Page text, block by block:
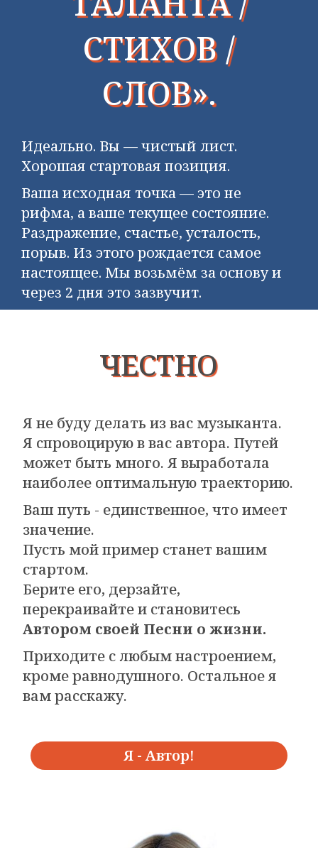
СТИХОВ /
СЛОВ».
Идеально. Вы — чистый лист.
Хорошая стартовая позиция.
Ваша исходная точка — это не
рифма, а ваше текущее состояние.
Раздражение, счастье, усталость,
порыв. Из этого рождается самое
настоящее. Мы возьмём за основу и
через 2 дня это зазвучит.
ЧЕСТНО
Я не буду делать из вас музыканта.
Я спровоцирую в вас автора. Путей
может быть много. Я выработала
наиболее оптимальную траекторию.
Ваш путь - единственное, что имеет
значение.
Пусть мой пример станет вашим
стартом.
Берите его, дерзайте,
перекраивайте и становитесь
Автором своей Песни о жизни.
Приходите с любым настроением,
кроме равнодушного. Остальное я
вам расскажу.
Я - Автор!